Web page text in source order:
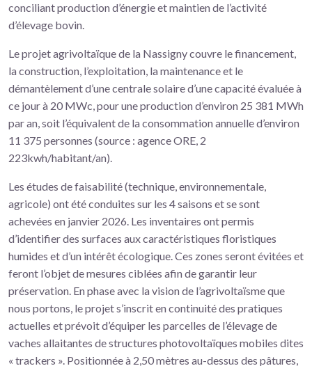
conciliant production d’énergie et maintien de l’activité
d’élevage bovin.
Le projet agrivoltaïque de la Nassigny couvre le financement,
la construction, l’exploitation, la maintenance et le
démantèlement d’une centrale solaire d’une capacité évaluée à
ce jour à 20 MWc, pour une production d’environ 25 381 MWh
par an, soit l’équivalent de la consommation annuelle d’environ
11 375 personnes (source : agence ORE, 2
223kwh/habitant/an).
Les études de faisabilité (technique, environnementale,
agricole) ont été conduites sur les 4 saisons et se sont
achevées en janvier 2026. Les inventaires ont permis
d’identifier des surfaces aux caractéristiques floristiques
humides et d’un intérêt écologique. Ces zones seront évitées et
feront l’objet de mesures ciblées afin de garantir leur
préservation. En phase avec la vision de l’agrivoltaïsme que
nous portons, le projet s’inscrit en continuité des pratiques
actuelles et prévoit d’équiper les parcelles de l’élevage de
vaches allaitantes de structures photovoltaïques mobiles dites
« trackers ». Positionnée à 2,50 mètres au-dessus des pâtures,